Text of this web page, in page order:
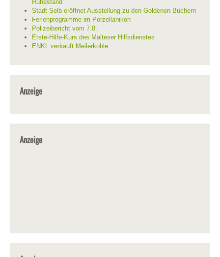
Ruhestand
Stadt Selb eröffnet Ausstellung zu den Goldenen Büchern
Ferienprogramme im Porzellanikon
Polizeibericht vom 7.8.
Erste-Hilfe-Kurs des Malteser Hilfsdienstes
ENKL verkauft Meilerkohle
Anzeige
Anzeige